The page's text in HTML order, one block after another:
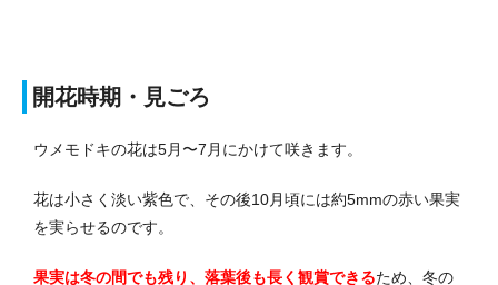
開花時期・見ごろ
ウメモドキの花は5月〜7月にかけて咲きます。
花は小さく淡い紫色で、その後10月頃には約5mmの赤い果実
を実らせるのです。
果実は冬の間でも残り、落葉後も長く観賞できるため、冬の